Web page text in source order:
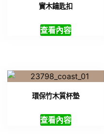
實木鑰匙扣
查看內容
環保竹木質杯墊
查看內容